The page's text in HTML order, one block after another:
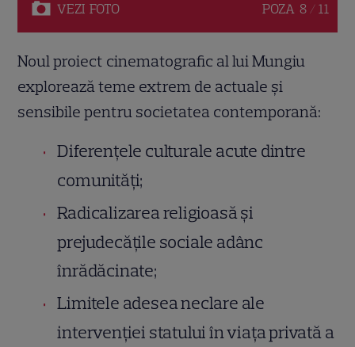
VEZI FOTO POZA 8 / 11
Noul proiect cinematografic al lui Mungiu
explorează teme extrem de actuale și
sensibile pentru societatea contemporană:
Diferențele culturale acute dintre
comunități;
Radicalizarea religioasă și
prejudecățile sociale adânc
înrădăcinate;
Limitele adesea neclare ale
intervenției statului în viața privată a